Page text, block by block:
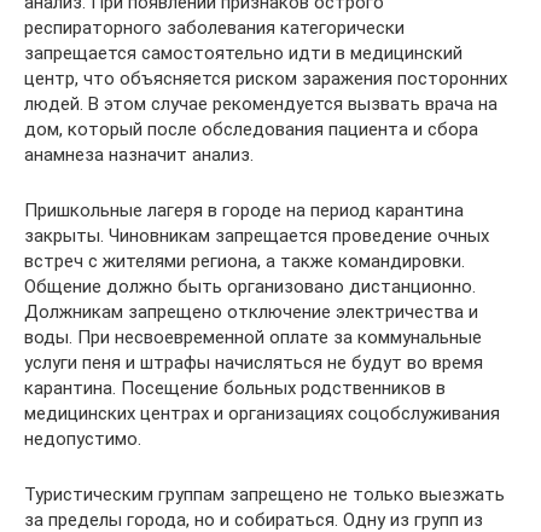
респираторного заболевания категорически
запрещается самостоятельно идти в медицинский
центр, что объясняется риском заражения посторонних
людей. В этом случае рекомендуется вызвать врача на
дом, который после обследования пациента и сбора
анамнеза назначит анализ.
Пришкольные лагеря в городе на период карантина
закрыты. Чиновникам запрещается проведение очных
встреч с жителями региона, а также командировки.
Общение должно быть организовано дистанционно.
Должникам запрещено отключение электричества и
воды. При несвоевременной оплате за коммунальные
услуги пеня и штрафы начисляться не будут во время
карантина. Посещение больных родственников в
медицинских центрах и организациях соцобслуживания
недопустимо.
Туристическим группам запрещено не только выезжать
за пределы города, но и собираться. Одну из групп из